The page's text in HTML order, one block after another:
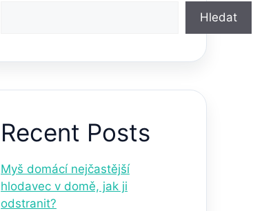
Hledat
Recent Posts
Myš domácí nejčastější
hlodavec v domě, jak ji
odstranit?